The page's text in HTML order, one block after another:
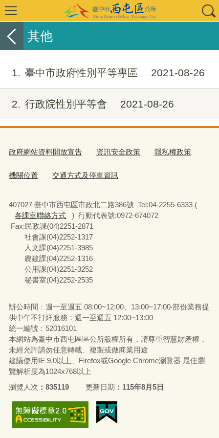
其他
1 臺中市政府性別平等專區 2021-08-26
2 行政院性別平等會 2021-08-26
政府網站資料開放宣告 資訊安全政策 隱私權政策
機關位置 交通方式及停車資訊
407027 臺中市西屯區市政北二路386號 Tel:04-2255-6333 (
各課室聯絡方式
) 行動代表號:0972-674072
Fax:民政課(04)2251-2871
社會課(04)2252-1317
人文課(04)2251-3985
農建課(04)2252-1316
公用課(04)2251-3252
秘書室(04)2252-2535
辦公時間：週一至週五 08:00~12:00、13:00~17:00‧部份業務提
供中午不打烊服務：週一至週五 12:00~13:00
統一編號 ：52016101
本網站為臺中市西屯區區公所版權所有，請尊重智慧財產權，
未經允許請勿任意轉載、複製或做商業用途
建議使用IE 9.0以上、Firefox或Google Chrome瀏覽器 最佳瀏
覽解析度為1024x768以上
瀏覽人次
835119 更新日期 115年8月5日